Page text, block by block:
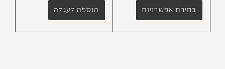
בחירת אפשרויות הוספה לעגלה